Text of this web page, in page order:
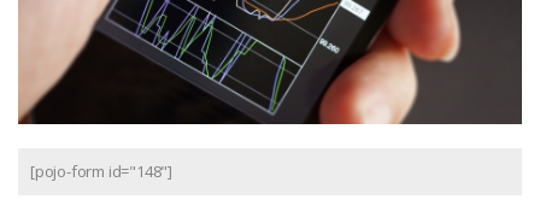
[pojo-form id="148"]